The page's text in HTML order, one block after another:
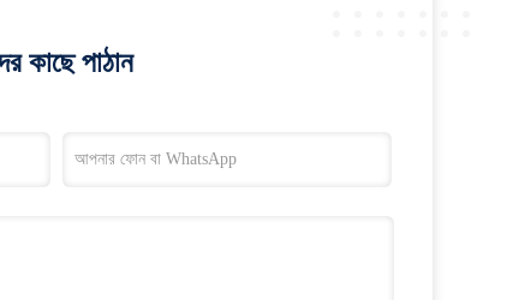
কাছে পাঠান